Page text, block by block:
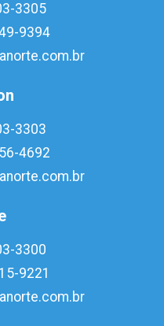
3305
9394
3303
4692
3300
9221